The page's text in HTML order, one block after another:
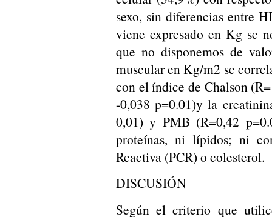
sexo, sin diferencias entre
viene expresado en Kg se
que no disponemos de
muscular en Kg/m2 se
con el índice de Chalson
-0,038 p=0.01)y la
0,01) y PMB (R=0,42
proteínas, ni lípidos; ni
Reactiva (PCR) o colesterol.
DISCUSIÓN
Según el criterio que